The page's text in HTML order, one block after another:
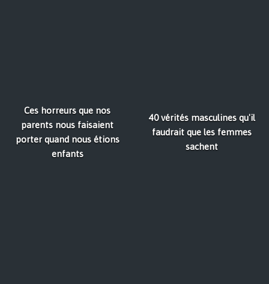
Ces horreurs que nos
parents nous faisaient
porter quand nous étions
enfants
40 vérités masculines qu'il
faudrait que les femmes
sachent